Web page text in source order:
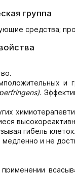
группа
средства;
и
гибель клеток.
медленно и не